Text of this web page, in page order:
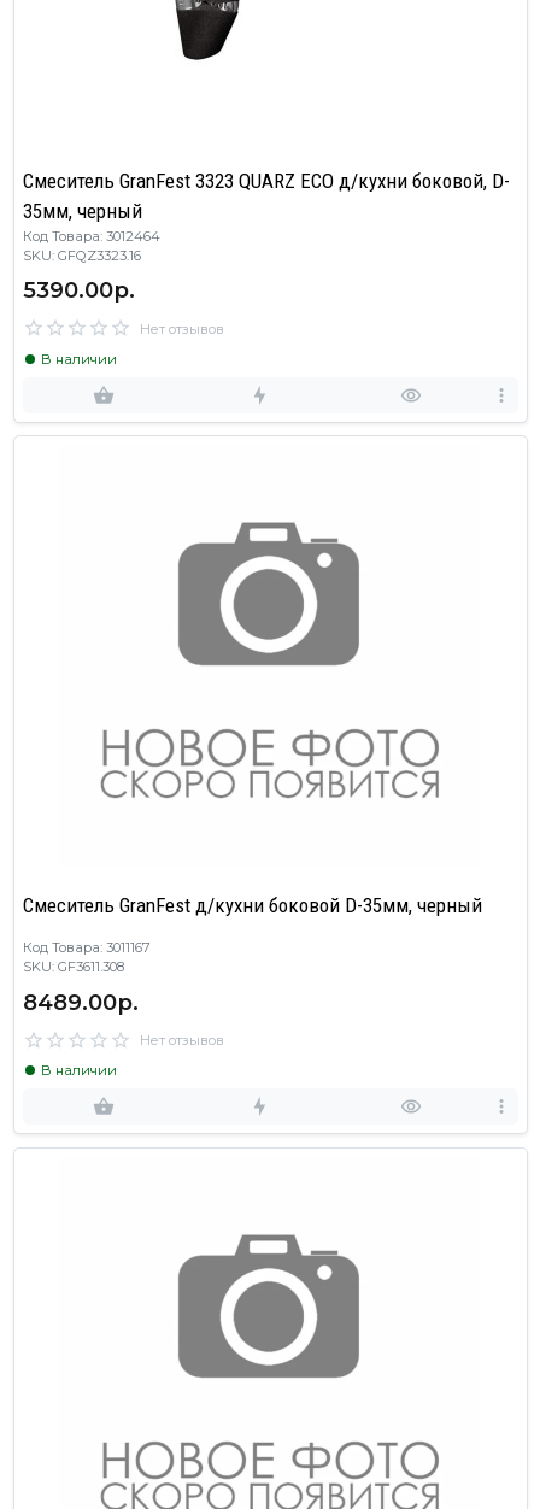
Смеситель GranFest 3323 QUARZ ECO д/кухни боковой, D-
35мм, черный
Код Товара: 3012464
SKU: GFQZ3323.16
5390.00р.
Нет отзывов
В наличии
Смеситель GranFest д/кухни боковой D-35мм, черный
Код Товара: 3011167
SKU: GF3611.308
8489.00р.
Нет отзывов
В наличии